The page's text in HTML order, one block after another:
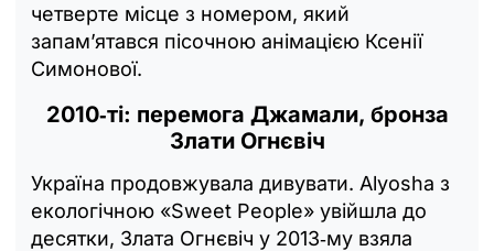
четверте місце з номером, який
запам’ятався пісочною анімацією Ксенії
Симонової.
2010‑ті: перемога Джамали, бронза
Злати Огнєвіч
Україна продовжувала дивувати. Alyosha з
екологічною «Sweet People» увійшла до
десятки, Злата Огнєвіч у 2013‑му взяла